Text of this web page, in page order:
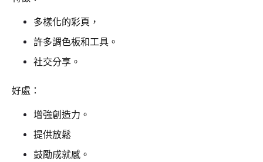
多樣化的彩頁，
許多調色板和工具。
社交分享。
好處：
增強創造力。
提供放鬆
鼓勵成就感。